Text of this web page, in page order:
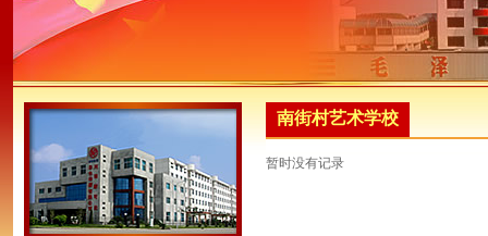
南街村艺术学校
暂时没有记录